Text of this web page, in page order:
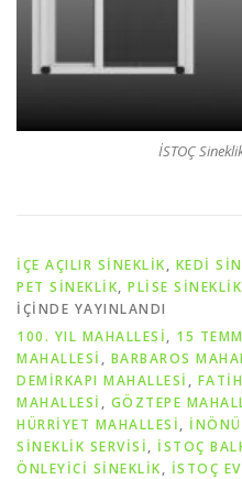
İSTOÇ
İÇE AÇILIR SINEKLIK, KEDI
PET SİNEKLIK, PLISE SINEKLIK
IÇINDE YAYINLANDI
100. YIL MAHALLESİ, 15
MAHALLESİ , BARBAROS
DEMİRKAPI MAHALLESİ ,
MAHALLESİ , GÖZTEPE
HÜRRİYET MAHALLESİ,
SINEKLIK SERVISI, İSTOÇ
ÖNLEYICI SINEKLIK, İSTOÇ